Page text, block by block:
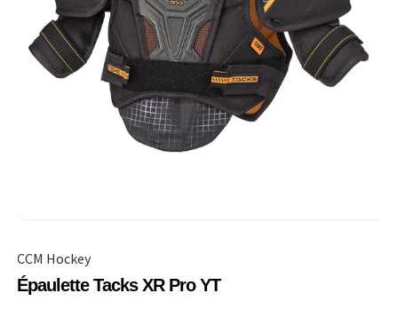
CCM Hockey
Épaulette Tacks XR Pro YT